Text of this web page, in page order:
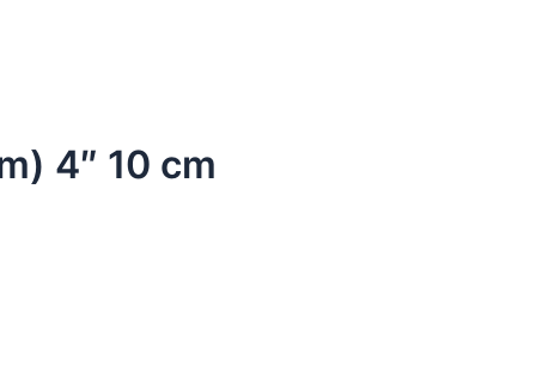
4″ 10 cm